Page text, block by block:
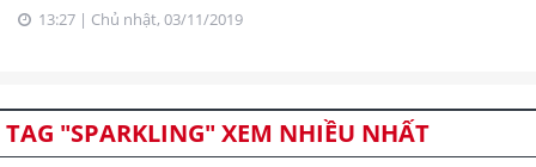
13:27 | Chủ nhật, 03/11/2019
TAG "SPARKLING" XEM NHIỀU NHẤT